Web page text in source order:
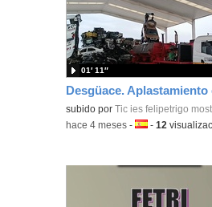
Contenido educativo.
subido por Tic ies felipetrigo
01′ 11″
-hace 4 meses -Idioma:
-12